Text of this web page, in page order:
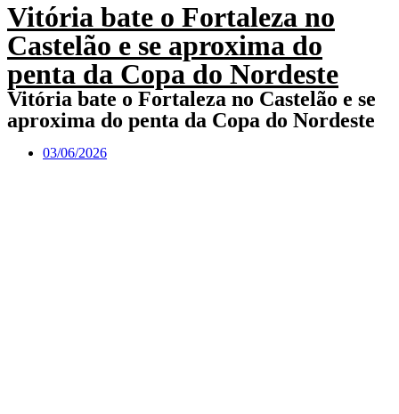
Vitória bate o Fortaleza no
Castelão e se aproxima do
penta da Copa do Nordeste
Vitória bate o Fortaleza no Castelão e se
aproxima do penta da Copa do Nordeste
03/06/2026